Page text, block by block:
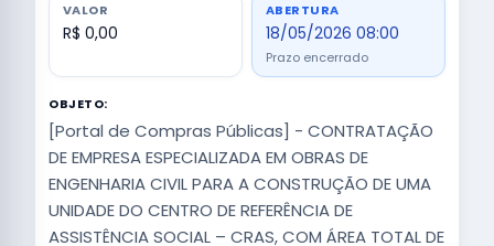
VALOR
R$ 0,00
ABERTURA
18/05/2026 08:00
Prazo encerrado
OBJETO:
[Portal de Compras Públicas] - CONTRATAÇÃO
DE EMPRESA ESPECIALIZADA EM OBRAS DE
ENGENHARIA CIVIL PARA A CONSTRUÇÃO DE UMA
UNIDADE DO CENTRO DE REFERÊNCIA DE
ASSISTÊNCIA SOCIAL – CRAS, COM ÁREA TOTAL DE